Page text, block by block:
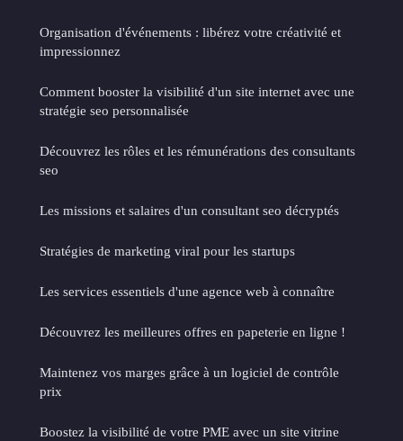
Organisation d'événements : libérez votre créativité et
impressionnez
Comment booster la visibilité d'un site internet avec une
stratégie seo personnalisée
Découvrez les rôles et les rémunérations des consultants
seo
Les missions et salaires d'un consultant seo décryptés
Stratégies de marketing viral pour les startups
Les services essentiels d'une agence web à connaître
Découvrez les meilleures offres en papeterie en ligne !
Maintenez vos marges grâce à un logiciel de contrôle
prix
Boostez la visibilité de votre PME avec un site vitrine